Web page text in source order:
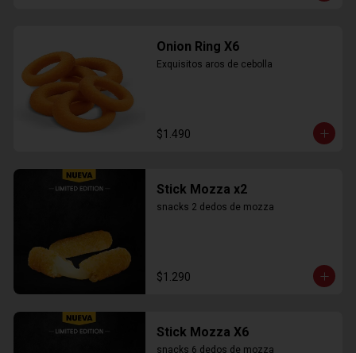
Onion Ring X6
Exquisitos aros de cebolla
$1.490
Stick Mozza x2
snacks 2 dedos de mozza
$1.290
Stick Mozza X6
snacks 6 dedos de mozza